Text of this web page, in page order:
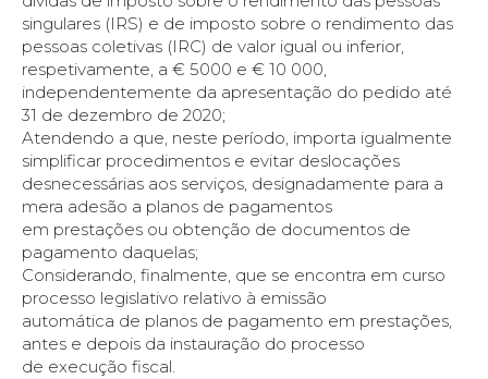
singulares (IRS) e de imposto sobre o rendimento das
pessoas coletivas (IRC) de valor igual ou inferior,
respetivamente, a € 5000 e € 10 000,
independentemente da apresentação do pedido até
31 de dezembro de 2020;
Atendendo a que, neste período, importa igualmente
simplificar procedimentos e evitar deslocações
desnecessárias aos serviços, designadamente para a
mera adesão a planos de pagamentos
em prestações ou obtenção de documentos de
pagamento daquelas;
Considerando, finalmente, que se encontra em curso
processo legislativo relativo à emissão
automática de planos de pagamento em prestações,
antes e depois da instauração do processo
de execução fiscal.